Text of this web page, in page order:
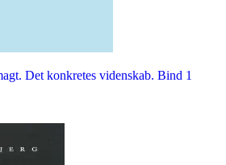
Det konkretes videnskab. Bind 1